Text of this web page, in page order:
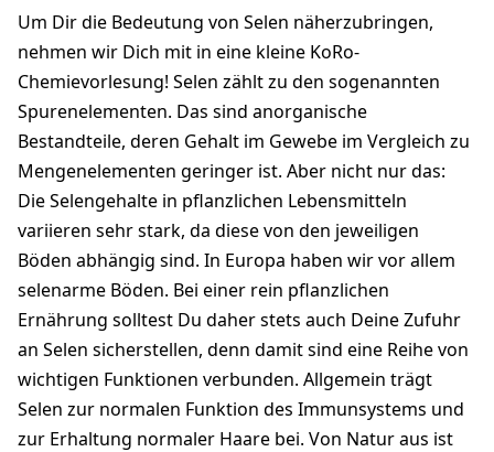
Um Dir die Bedeutung von Selen näherzubringen,
nehmen wir Dich mit in eine kleine KoRo-
Chemievorlesung! Selen zählt zu den sogenannten
Spurenelementen. Das sind anorganische
Bestandteile, deren Gehalt im Gewebe im Vergleich zu
Mengenelementen geringer ist. Aber nicht nur das:
Die Selengehalte in pflanzlichen Lebensmitteln
variieren sehr stark, da diese von den jeweiligen
Böden abhängig sind. In Europa haben wir vor allem
selenarme Böden. Bei einer rein pflanzlichen
Ernährung solltest Du daher stets auch Deine Zufuhr
an Selen sicherstellen, denn damit sind eine Reihe von
wichtigen Funktionen verbunden. Allgemein trägt
Selen zur normalen Funktion des Immunsystems und
zur Erhaltung normaler Haare bei. Von Natur aus ist